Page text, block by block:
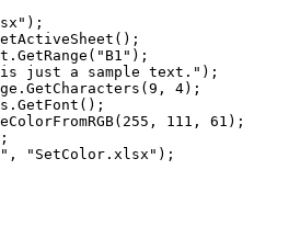
is just a sample text.");
4);
111, 61);
"SetColor.xlsx");